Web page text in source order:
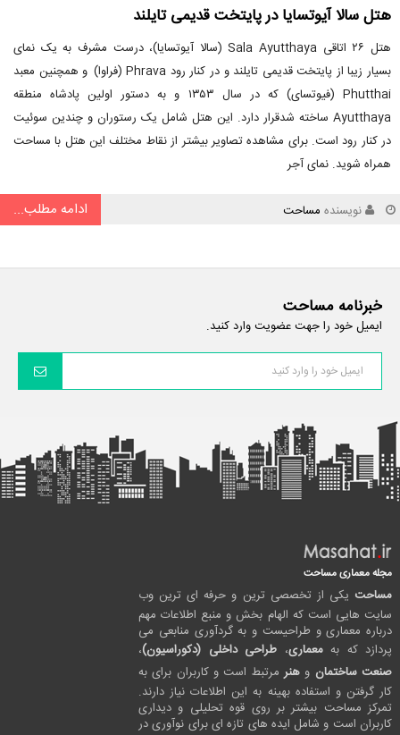
هتل سالا آیوتسایا در پایتخت قدیمی تایلند
هتل ۲۶ اتاقی Sala Ayutthaya (سالا آیوتسایا)، درست مشرف به یک نمای
بسیار زیبا از پایتخت قدیمی تایلند و در کنار رود Phrava (فراوا) و همچنین معبد
Phutthai (فیوتسای) که در سال ۱۳۵۳ و به دستور اولین پادشاه منطقه
Ayutthaya ساخته شدقرار دارد. این هتل شامل یک رستوران و چندین سوئیت
در کنار رود است. برای مشاهده تصاویر بیشتر از نقاط مختلف این هتل با مساحت
همراه شوید. نمای آجر
نویسنده مساحت ادامه مطلب...
خبرنامه مساحت
ایمیل خود را جهت عضویت وارد کنید.
مجله معماری مساحت
مساحت یکی از تخصصی ترین و حرفه ای ترین وب
سایت هایی است که الهام بخش و منبع اطلاعات مهم
درباره معماری و طراحیست و به گردآوری منابعی می
پردازد که بهمعماری، طراحی داخلی (دکوراسیون)،
صنعت ساختمان و هنرمرتبط است و کاربران برای به
کار گرفتن و استفاده بهینه به این اطلاعات نیاز دارند.
تمرکز مساحت بیشتر بر روی قوه تحلیلی و دیداری
کاربران است و شامل ایده های تازه ای برای نوآوری در